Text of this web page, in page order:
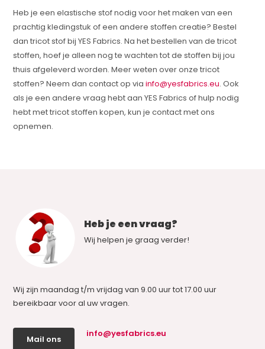
Heb je een elastische stof nodig voor het maken van een
prachtig kledingstuk of een andere stoffen creatie? Bestel
dan tricot stof bij YES Fabrics. Na het bestellen van de tricot
stoffen, hoef je alleen nog te wachten tot de stoffen bij jou
thuis afgeleverd worden. Meer weten over onze tricot
stoffen? Neem dan contact op viainfo@yesfabrics.eu. Ook
als je een andere vraag hebt aan YES Fabrics of hulp nodig
hebt met tricot stoffen kopen, kun je contact met ons
opnemen.
Heb je een vraag?
Wij helpen je graag verder!
Wij zijn maandag t/m vrijdag van 9.00 uur tot 17.00 uur
bereikbaar voor al uw vragen.
Mail ons
info@yesfabrics.eu